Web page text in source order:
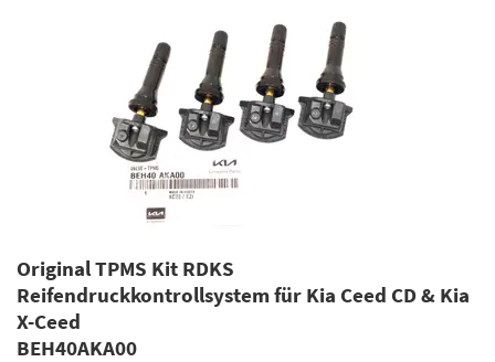
Original TPMS Kit RDKS
Reifendruckkontrollsystem für Kia Ceed CD & Kia
X-Ceed
BEH40AKA00